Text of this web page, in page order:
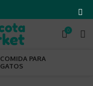
0
COMIDA PARA
GATOS